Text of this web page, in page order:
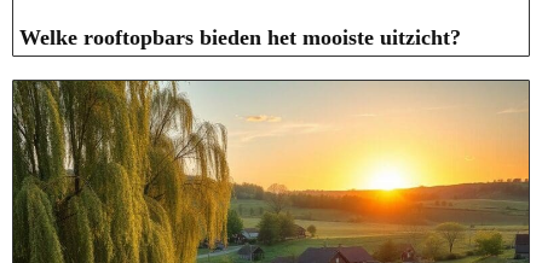
Welke rooftopbars bieden het mooiste uitzicht?